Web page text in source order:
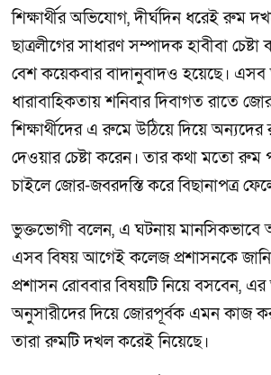
শিক্ষার্থীর অভিযোগ, দীর্ঘদিন ধরেই রুম
ছাত্রলীগের সাধারণ সম্পাদক হাবীবা
বেশ কয়েকবার বাদানুবাদও হয়েছে। এসব
ধারাবাহিকতায় শনিবার দিবাগত রাতে
শিক্ষার্থীদের এ রুমে উঠিয়ে দিয়ে
দেওয়ার চেষ্টা করেন। তার কথা মতো রুম
চাইলে জোর-জবরদস্তি করে বিছানাপত্র
ভুক্তভোগী বলেন, এ ঘটনায় মানসিকভাবে
এসব বিষয় আগেই কলেজ প্রশাসনকে
প্রশাসন রোববার বিষয়টি নিয়ে বসবেন,
অনুসারীদের দিয়ে জোরপূর্বক এমন কাজ
তারা রুমটি দখল করেই নিয়েছে।